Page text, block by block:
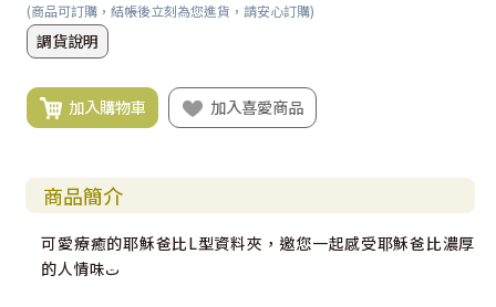
(商品可訂購，結帳後立刻為您進貨，請安心訂購)
調貨說明
加入購物車 加入喜愛商品
商品簡介
可愛療癒的耶穌爸比L型資料夾，邀您一起感受耶穌爸比濃厚
的人情味ت